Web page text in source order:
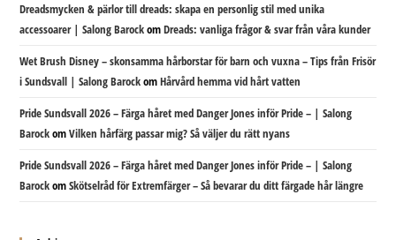
Dreadsmycken & pärlor till dreads: skapa en personlig stil med unika
accessoarer | Salong BarockomDreads: vanliga frågor & svar från våra kunder
Wet Brush Disney – skonsamma hårborstar för barn och vuxna – Tips från Frisör
i Sundsvall | Salong BarockomHårvård hemma vid hårt vatten
Pride Sundsvall 2026 – Färga håret med Danger Jones inför Pride – | Salong
BarockomVilken hårfärg passar mig? Så väljer du rätt nyans
Pride Sundsvall 2026 – Färga håret med Danger Jones inför Pride – | Salong
BarockomSkötselråd för Extremfärger – Så bevarar du ditt färgade hår längre